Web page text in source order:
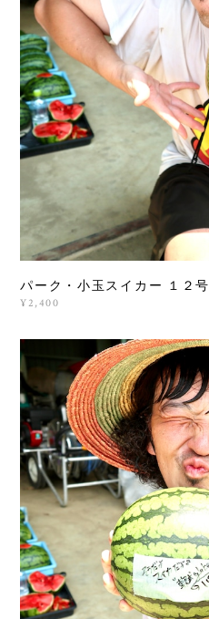
パーク・小玉スイカー １２号
¥2,400